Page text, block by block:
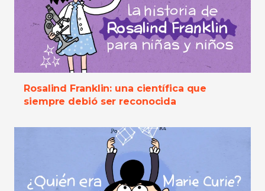
Rosalind Franklin: una científica que
siempre debió ser reconocida